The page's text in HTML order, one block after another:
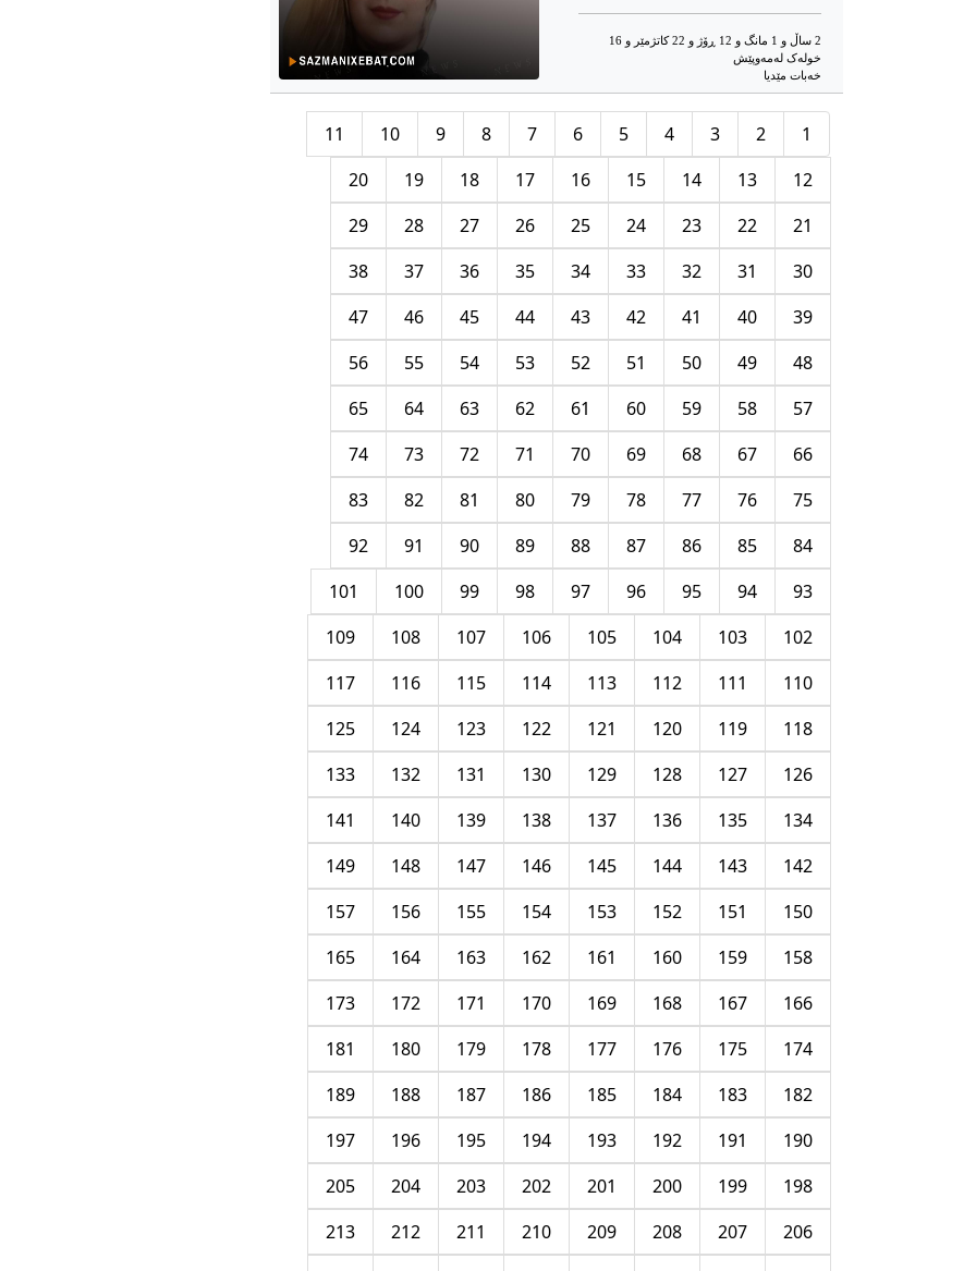
2 ساڵ و 1 مانگ و 12 ڕۆژ و 22 کاتژمێر و 16
خوله‌ک له‌مه‌وپێش‌
خەبات مێدیا
1
2
3
4
5
6
7
8
9
10
11
12
13
14
15
16
17
18
19
20
21
22
23
24
25
26
27
28
29
30
31
32
33
34
35
36
37
38
39
40
41
42
43
44
45
46
47
48
49
50
51
52
53
54
55
56
57
58
59
60
61
62
63
64
65
66
67
68
69
70
71
72
73
74
75
76
77
78
79
80
81
82
83
84
85
86
87
88
89
90
91
92
93
94
95
96
97
98
99
100
101
102
103
104
105
106
107
108
109
110
111
112
113
114
115
116
117
118
119
120
121
122
123
124
125
126
127
128
129
130
131
132
133
134
135
136
137
138
139
140
141
142
143
144
145
146
147
148
149
150
151
152
153
154
155
156
157
158
159
160
161
162
163
164
165
166
167
168
169
170
171
172
173
174
175
176
177
178
179
180
181
182
183
184
185
186
187
188
189
190
191
192
193
194
195
196
197
198
199
200
201
202
203
204
205
206
207
208
209
210
211
212
213